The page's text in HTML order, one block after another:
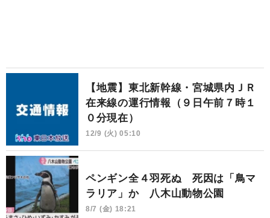
【地震】東北新幹線・宮城県内ＪＲ
在来線の運行情報（９日午前７時１
０分現在）
12/9 (火) 05:10
ペンギン全４羽死ぬ 死因は「鳥マ
ラリア」か 八木山動物公園
8/7 (金) 18:21